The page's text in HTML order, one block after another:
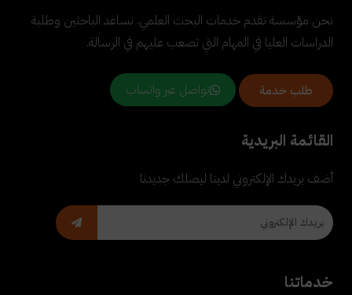
نحن مؤسسة تقدم خدمات البحث العلمي. نساعد الباحثين وطلبة
الدراسات العليا في المهام التي تصعب عليهم في الرسالة.
طلب خدمة تواصل عبر واتساب
القائمة البريدية
أضف بريدك الإلكتروني لدينا ليصلك جديدنا
خدماتنا